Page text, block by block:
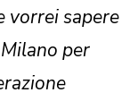
vorrei sapere
per